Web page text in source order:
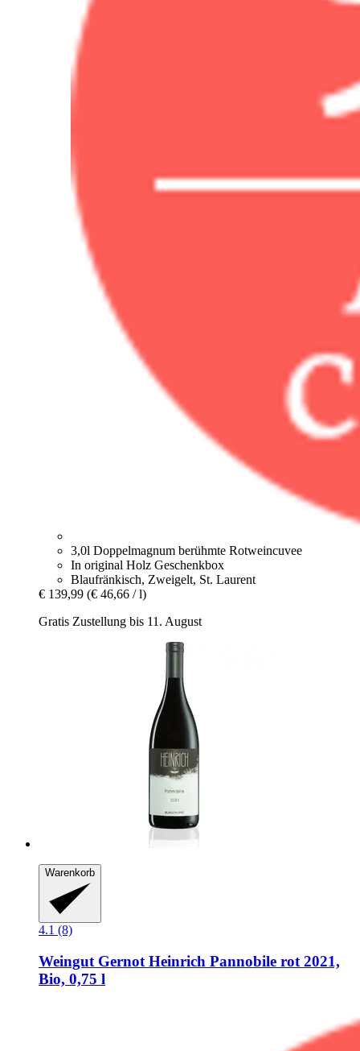
3,0l Doppelmagnum berühmte Rotweincuvee
In original Holz Geschenkbox
Blaufränkisch, Zweigelt, St. Laurent
€ 139,99 (€ 46,66 / l)
Gratis Zustellung bis 11. August
Warenkorb
4.1 (8)
Weingut Gernot Heinrich Pannobile rot 2021,
Bio, 0,75 l